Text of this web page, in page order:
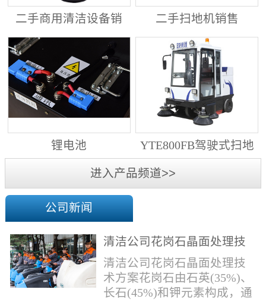
二手商用清洁设备销
二手扫地机销售
锂电池
YTE800FB驾驶式扫地
进入产品频道>>
公司新闻
清洁公司花岗石晶面处理技
术方案
清洁公司花岗石晶面处理技
术方案花岗石由石英(35%)、
长石(45%)和钾元素构成，通